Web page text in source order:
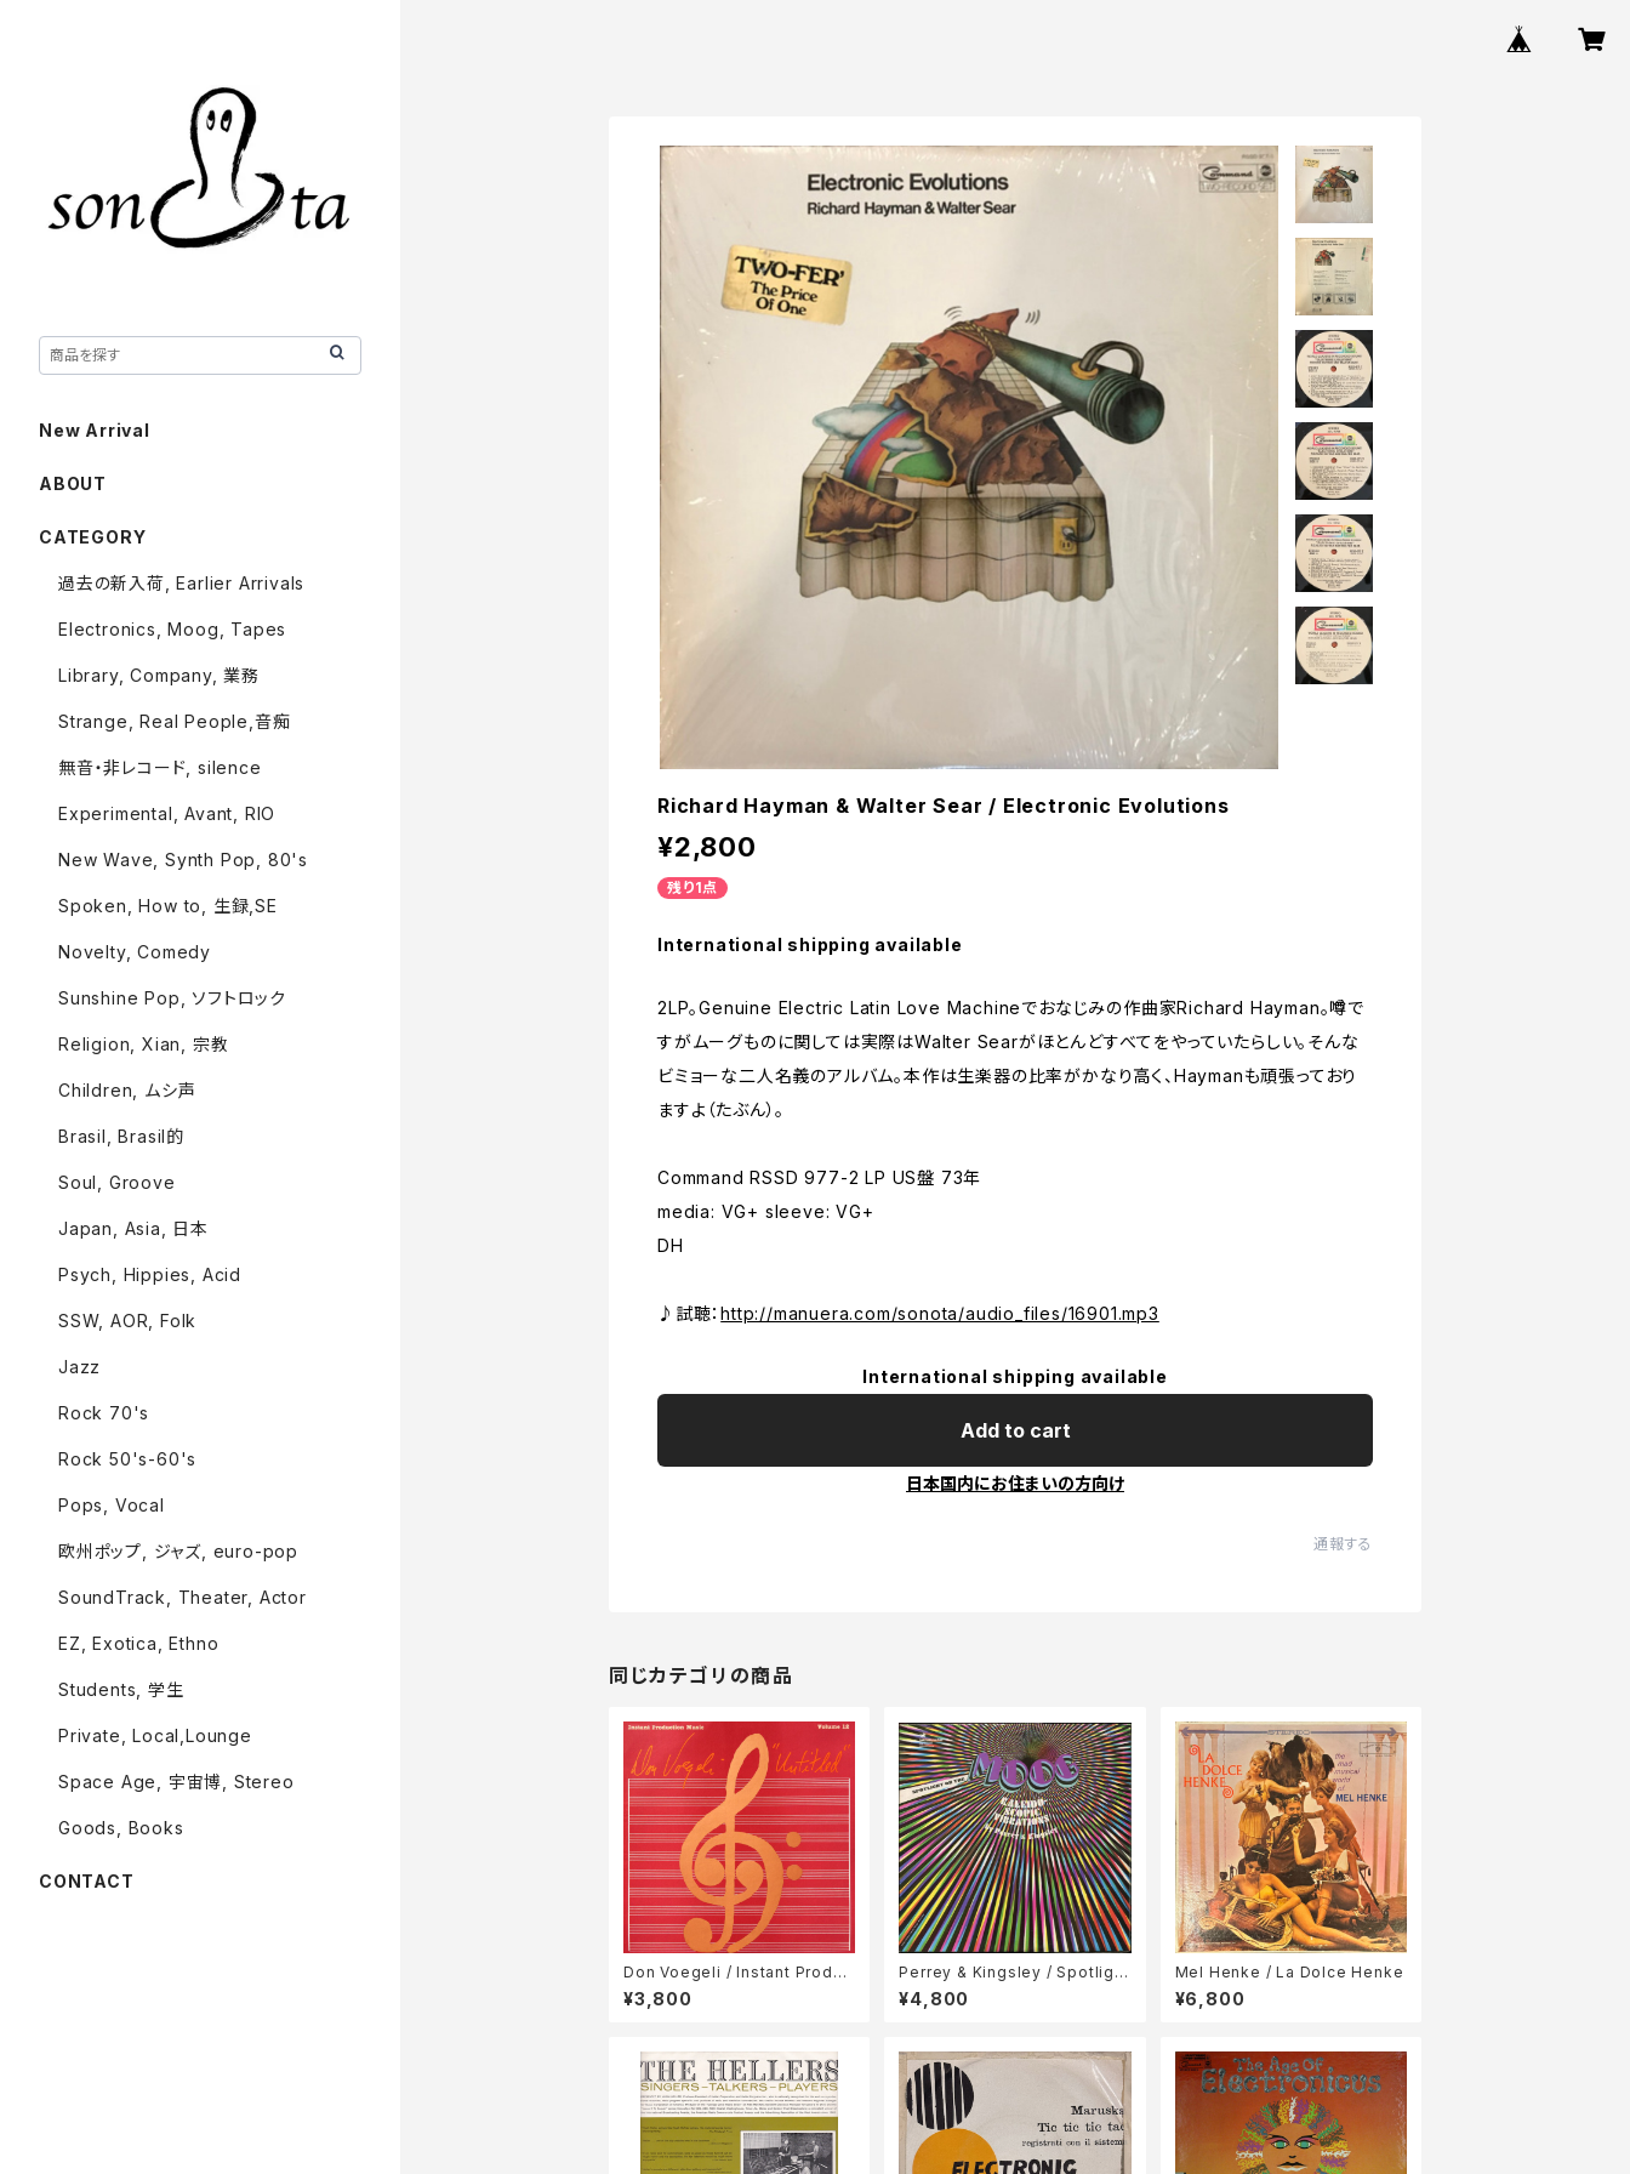
Richard Hayman & Walter Sear / Electronic Evolutions
¥2,800
残り1点
International shipping available
2LP。Genuine Electric Latin Love Machineでおなじみの作曲家Richard Hayman。噂で
すがムーグものに関しては実際はWalter Searがほとんどすべてをやっていたらしい。そんな
ビミョーな二人名義のアルバム。本作は生楽器の比率がかなり高く、Haymanも頑張っており
ますよ（たぶん）。
Command RSSD 977-2 LP US盤 73年
media: VG+ sleeve: VG+
DH
♪試聴：http://manuera.com/sonota/audio_files/16901.mp3
International shipping available
Add to cart
日本国内にお住まいの方向け
通報する
同じカテゴリの商品
Don Voegeli / Instant Produc
tion Music "Untitled"
¥3,800
Perrey & Kingsley / Spotlight
on the Moog Kaleidoscopic
Vibrations
¥4,800
Mel Henke / La Dolce Henke
¥6,800
New Arrival
ABOUT
CATEGORY
過去の新入荷, Earlier Arrivals
Electronics, Moog, Tapes
Library, Company, 業務
Strange, Real People,音痴
無音・非レコード, silence
Experimental, Avant, RIO
New Wave, Synth Pop, 80's
Spoken, How to, 生録,SE
Novelty, Comedy
Sunshine Pop, ソフトロック
Religion, Xian, 宗教
Children, ムシ声
Brasil, Brasil的
Soul, Groove
Japan, Asia, 日本
Psych, Hippies, Acid
SSW, AOR, Folk
Jazz
Rock 70's
Rock 50's-60's
Pops, Vocal
欧州ポップ, ジャズ, euro-pop
SoundTrack, Theater, Actor
EZ, Exotica, Ethno
Students, 学生
Private, Local,Lounge
Space Age, 宇宙博, Stereo
Goods, Books
CONTACT